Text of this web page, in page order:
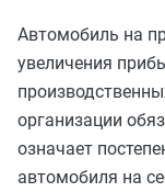
Автомобиль на
увеличения
организации
означает
автомобиля на